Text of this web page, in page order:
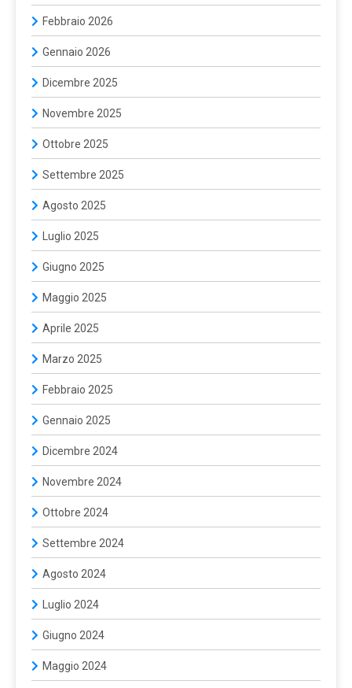
Febbraio 2026
Gennaio 2026
Dicembre 2025
Novembre 2025
Ottobre 2025
Settembre 2025
Agosto 2025
Luglio 2025
Giugno 2025
Maggio 2025
Aprile 2025
Marzo 2025
Febbraio 2025
Gennaio 2025
Dicembre 2024
Novembre 2024
Ottobre 2024
Settembre 2024
Agosto 2024
Luglio 2024
Giugno 2024
Maggio 2024